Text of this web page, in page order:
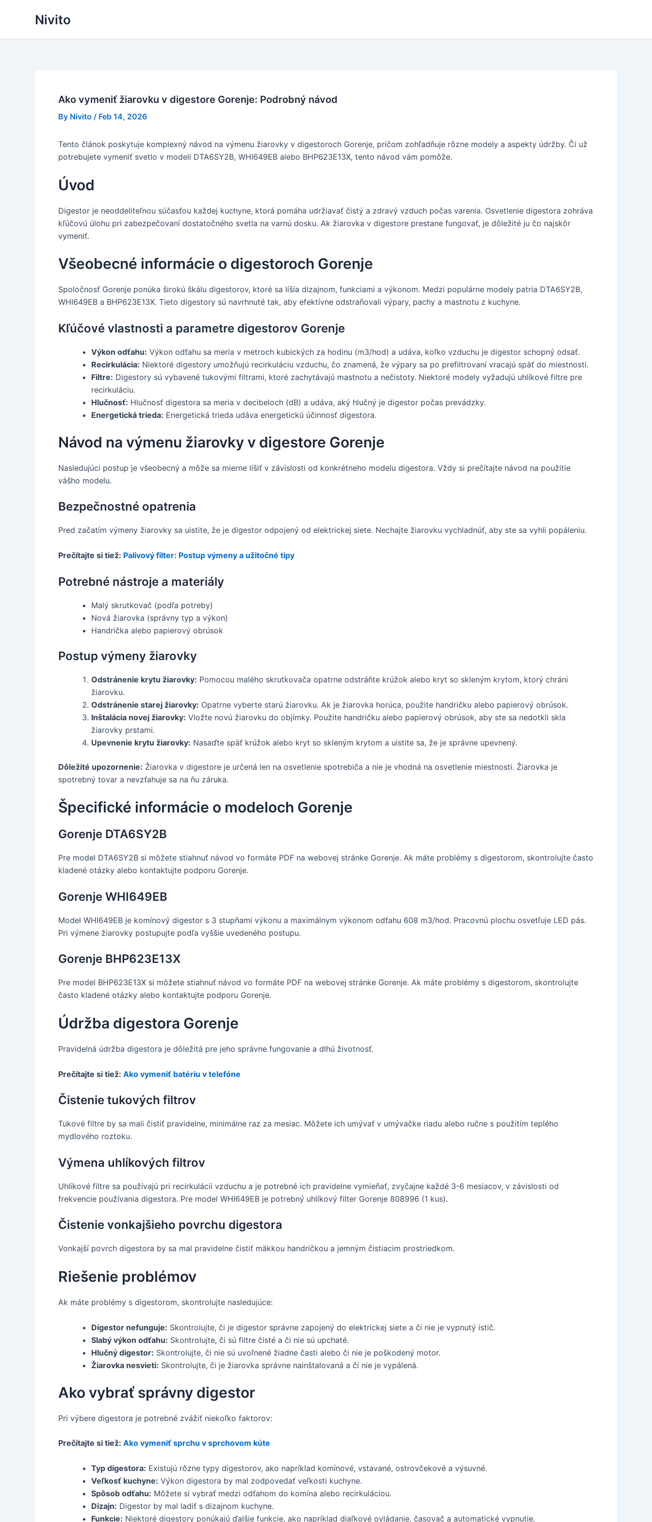
Nivito
Ako vymeniť žiarovku v digestore Gorenje: Podrobný návod
By Nivito / Feb 14, 2026
Tento článok poskytuje komplexný návod na výmenu žiarovky v digestoroch Gorenje, pričom zohľadňuje rôzne modely a aspekty údržby. Či už
potrebujete vymeniť svetlo v modeli DTA6SY2B, WHI649EB alebo BHP623E13X, tento návod vám pomôže.
Úvod
Digestor je neoddeliteľnou súčasťou každej kuchyne, ktorá pomáha udržiavať čistý a zdravý vzduch počas varenia. Osvetlenie digestora zohráva
kľúčovú úlohu pri zabezpečovaní dostatočného svetla na varnú dosku. Ak žiarovka v digestore prestane fungovať, je dôležité ju čo najskôr
vymeniť.
Všeobecné informácie o digestoroch Gorenje
Spoločnosť Gorenje ponúka širokú škálu digestorov, ktoré sa líšia dizajnom, funkciami a výkonom. Medzi populárne modely patria DTA6SY2B,
WHI649EB a BHP623E13X. Tieto digestory sú navrhnuté tak, aby efektívne odstraňovali výpary, pachy a mastnotu z kuchyne.
Kľúčové vlastnosti a parametre digestorov Gorenje
Výkon odťahu: Výkon odťahu sa meria v metroch kubických za hodinu (m3/hod) a udáva, koľko vzduchu je digestor schopný odsať.
Recirkulácia: Niektoré digestory umožňujú recirkuláciu vzduchu, čo znamená, že výpary sa po prefiltrovaní vracajú späť do miestnosti.
Filtre: Digestory sú vybavené tukovými filtrami, ktoré zachytávajú mastnotu a nečistoty. Niektoré modely vyžadujú uhlíkové filtre pre
recirkuláciu.
Hlučnosť: Hlučnosť digestora sa meria v decibeloch (dB) a udáva, aký hlučný je digestor počas prevádzky.
Energetická trieda: Energetická trieda udáva energetickú účinnosť digestora.
Návod na výmenu žiarovky v digestore Gorenje
Nasledujúci postup je všeobecný a môže sa mierne líšiť v závislosti od konkrétneho modelu digestora. Vždy si prečítajte návod na použitie
vášho modelu.
Bezpečnostné opatrenia
Pred začatím výmeny žiarovky sa uistite, že je digestor odpojený od elektrickej siete. Nechajte žiarovku vychladnúť, aby ste sa vyhli popáleniu.
Prečítajte si tiež: Palivový filter: Postup výmeny a užitočné tipy
Potrebné nástroje a materiály
Malý skrutkovač (podľa potreby)
Nová žiarovka (správny typ a výkon)
Handrička alebo papierový obrúsok
Postup výmeny žiarovky
Odstránenie krytu žiarovky: Pomocou malého skrutkovača opatrne odstráňte krúžok alebo kryt so skleným krytom, ktorý chráni
žiarovku.
Odstránenie starej žiarovky: Opatrne vyberte starú žiarovku. Ak je žiarovka horúca, použite handričku alebo papierový obrúsok.
Inštalácia novej žiarovky: Vložte novú žiarovku do objímky. Použite handričku alebo papierový obrúsok, aby ste sa nedotkli skla
žiarovky prstami.
Upevnenie krytu žiarovky: Nasaďte späť krúžok alebo kryt so skleným krytom a uistite sa, že je správne upevnený.
Dôležité upozornenie: Žiarovka v digestore je určená len na osvetlenie spotrebiča a nie je vhodná na osvetlenie miestnosti. Žiarovka je
spotrebný tovar a nevzťahuje sa na ňu záruka.
Špecifické informácie o modeloch Gorenje
Gorenje DTA6SY2B
Pre model DTA6SY2B si môžete stiahnuť návod vo formáte PDF na webovej stránke Gorenje. Ak máte problémy s digestorom, skontrolujte často
kladené otázky alebo kontaktujte podporu Gorenje.
Gorenje WHI649EB
Model WHI649EB je komínový digestor s 3 stupňami výkonu a maximálnym výkonom odťahu 608 m3/hod. Pracovnú plochu osvetľuje LED pás.
Pri výmene žiarovky postupujte podľa vyššie uvedeného postupu.
Gorenje BHP623E13X
Pre model BHP623E13X si môžete stiahnuť návod vo formáte PDF na webovej stránke Gorenje. Ak máte problémy s digestorom, skontrolujte
často kladené otázky alebo kontaktujte podporu Gorenje.
Údržba digestora Gorenje
Pravidelná údržba digestora je dôležitá pre jeho správne fungovanie a dlhú životnosť.
Prečítajte si tiež: Ako vymeniť batériu v telefóne
Čistenie tukových filtrov
Tukové filtre by sa mali čistiť pravidelne, minimálne raz za mesiac. Môžete ich umývať v umývačke riadu alebo ručne s použitím teplého
mydlového roztoku.
Výmena uhlíkových filtrov
Uhlíkové filtre sa používajú pri recirkulácii vzduchu a je potrebné ich pravidelne vymieňať, zvyčajne každé 3-6 mesiacov, v závislosti od
frekvencie používania digestora. Pre model WHI649EB je potrebný uhlíkový filter Gorenje 808996 (1 kus).
Čistenie vonkajšieho povrchu digestora
Vonkajší povrch digestora by sa mal pravidelne čistiť mäkkou handričkou a jemným čistiacim prostriedkom.
Riešenie problémov
Ak máte problémy s digestorom, skontrolujte nasledujúce:
Digestor nefunguje: Skontrolujte, či je digestor správne zapojený do elektrickej siete a či nie je vypnutý istič.
Slabý výkon odťahu: Skontrolujte, či sú filtre čisté a či nie sú upchaté.
Hlučný digestor: Skontrolujte, či nie sú uvoľnené žiadne časti alebo či nie je poškodený motor.
Žiarovka nesvieti: Skontrolujte, či je žiarovka správne nainštalovaná a či nie je vypálená.
Ako vybrať správny digestor
Pri výbere digestora je potrebné zvážiť niekoľko faktorov:
Prečítajte si tiež: Ako vymeniť sprchu v sprchovom kúte
Typ digestora: Existujú rôzne typy digestorov, ako napríklad komínové, vstavané, ostrovčekové a výsuvné.
Veľkosť kuchyne: Výkon digestora by mal zodpovedať veľkosti kuchyne.
Spôsob odťahu: Môžete si vybrať medzi odťahom do komína alebo recirkuláciou.
Dizajn: Digestor by mal ladiť s dizajnom kuchyne.
Funkcie: Niektoré digestory ponúkajú ďalšie funkcie, ako napríklad diaľkové ovládanie, časovač a automatické vypnutie.